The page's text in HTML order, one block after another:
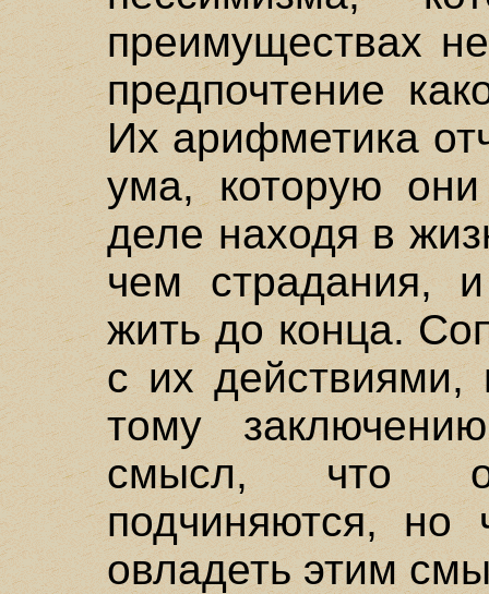
преимуществах
предпочтение
Их арифметика
ума, которую
деле находя в
чем страдания,
жить до конца.
с их действиями,
тому
смысл, что
подчиняются,
овладеть этим